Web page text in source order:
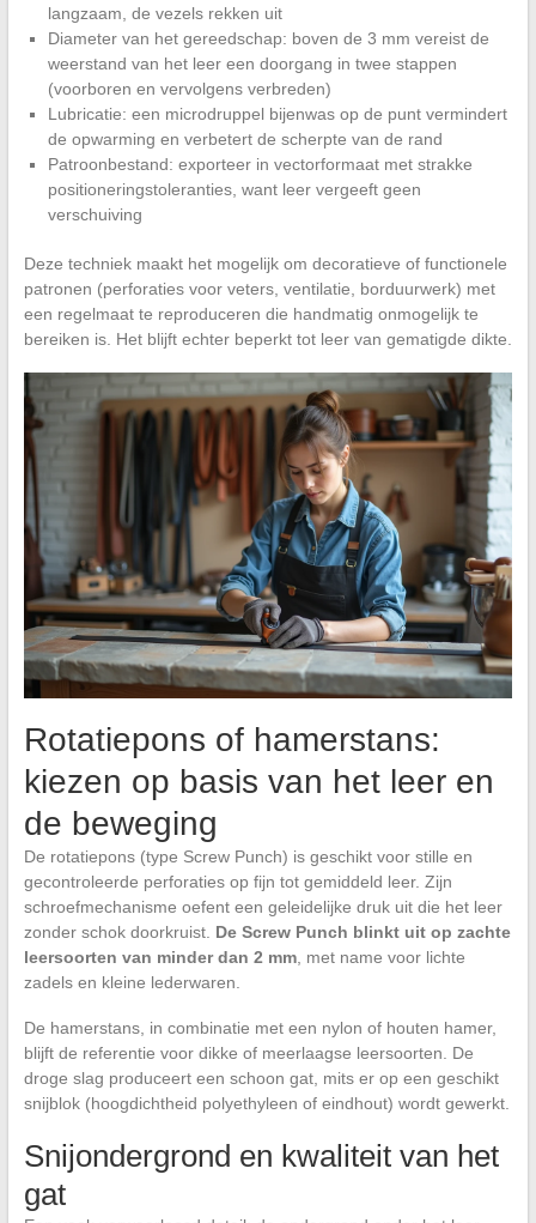
langzaam, de vezels rekken uit
Diameter van het gereedschap: boven de 3 mm vereist de
weerstand van het leer een doorgang in twee stappen
(voorboren en vervolgens verbreden)
Lubricatie: een microdruppel bijenwas op de punt vermindert
de opwarming en verbetert de scherpte van de rand
Patroonbestand: exporteer in vectorformaat met strakke
positioneringstoleranties, want leer vergeeft geen
verschuiving
Deze techniek maakt het mogelijk om decoratieve of functionele
patronen (perforaties voor veters, ventilatie, borduurwerk) met
een regelmaat te reproduceren die handmatig onmogelijk te
bereiken is. Het blijft echter beperkt tot leer van gematigde dikte.
Rotatiepons of hamerstans:
kiezen op basis van het leer en
de beweging
De rotatiepons (type Screw Punch) is geschikt voor stille en
gecontroleerde perforaties op fijn tot gemiddeld leer. Zijn
schroefmechanisme oefent een geleidelijke druk uit die het leer
zonder schok doorkruist. De Screw Punch blinkt uit op zachte
leersoorten van minder dan 2 mm, met name voor lichte
zadels en kleine lederwaren.
De hamerstans, in combinatie met een nylon of houten hamer,
blijft de referentie voor dikke of meerlaagse leersoorten. De
droge slag produceert een schoon gat, mits er op een geschikt
snijblok (hoogdichtheid polyethyleen of eindhout) wordt gewerkt.
Snijondergrond en kwaliteit van het
gat